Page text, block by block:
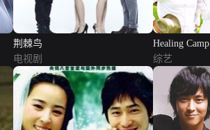
荆棘鸟
电视剧
Healing Camp
综艺